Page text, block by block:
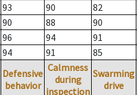
93 90 82
90 88 90
96 94 91
94 91 85
Defensive
behavior
Calmness
during
inspection
Swarming
drive